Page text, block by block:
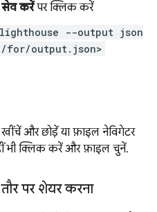
सेव करेंपर क्लिक करें
--output json
for/output.json>
और छोड़ें या फ़ाइल नेविगेटर
भी क्लिक करें और फ़ाइल चुनें.
पर शेयर करना